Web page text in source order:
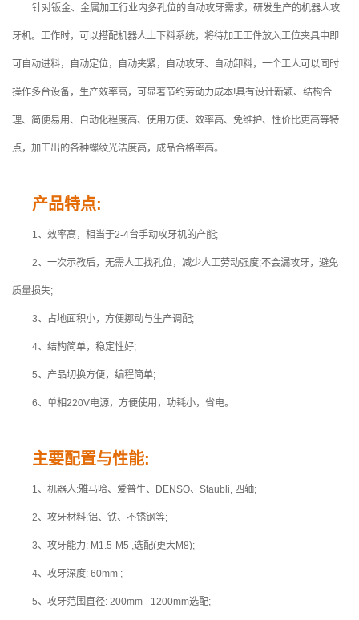
针对钣金、金属加工行业内多孔位的自动攻牙需求，研发生产的机器人攻
牙机。工作时，可以搭配机器人上下料系统，将待加工工件放入工位夹具中即
可自动进料，自动定位，自动夹紧，自动攻牙、自动卸料，一个工人可以同时
操作多台设备，生产效率高，可显著节约劳动力成本!具有设计新颖、结构合
理、简便易用、自动化程度高、使用方便、效率高、免维护、性价比更高等特
点，加工出的各种螺纹光洁度高，成品合格率高。
产品特点:
1、效率高，相当于2-4台手动攻牙机的产能;
2、一次示教后，无需人工找孔位，减少人工劳动强度;不会漏攻牙，避免
质量损失;
3、占地面积小，方便挪动与生产调配;
4、结构简单，稳定性好;
5、产品切换方便，编程简单;
6、单相220V电源，方便使用，功耗小，省电。
主要配置与性能:
1、机器人:雅马哈、爱普生、DENSO、Staubli, 四轴;
2、攻牙材料:铝、铁、不锈钢等;
3、攻牙能力: M1.5-M5 ,选配(更大M8);
4、攻牙深度: 60mm ;
5、攻牙范围直径: 200mm - 1200mm选配;